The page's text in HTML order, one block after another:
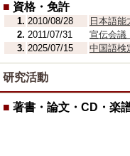
■ 資格・免許
1. 2010/08/28
日本語能
2. 2011/07/31
宣伝会議
3. 2025/07/15 中国語検
研究活動
■ 著書・論文・CD・楽